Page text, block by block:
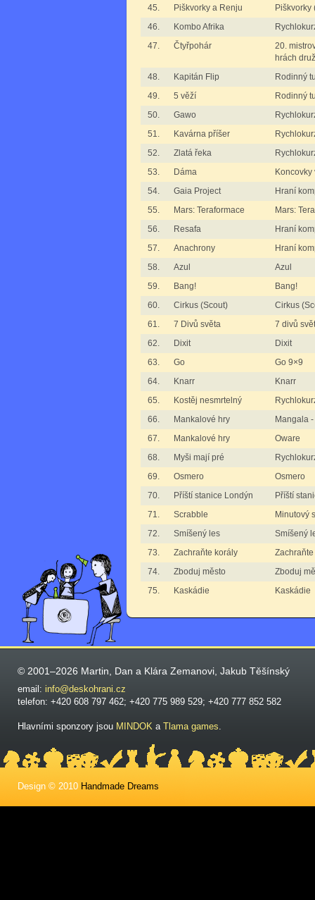
45.
Piškvorky a Renju
Piškvorky
46.
Kombo Afrika
47.
Čtyřpohár
20.
hrách
48.
Kapitán Flip
Rodinný
49.
5 věží
Rodinný
50.
Gawo
51.
Kavárna příšer
52.
Zlatá řeka
53.
Dáma
Koncovky
54.
Gaia Project
Hraní
55.
Mars: Teraformace
Mars:
56.
Resafa
Hraní
57.
Anachrony
Hraní
58.
Azul
Azul
59.
Bang!
Bang!
60.
Cirkus (Scout)
Cirkus
61.
7 Divů světa
7 divů
62.
Dixit
Dixit
63.
Go
Go 9×9
64.
Knarr
Knarr
65.
Kostěj nesmrtelný
66.
Mankalové hry
Mangala
67.
Mankalové hry
Oware
68.
Myši mají pré
69.
Osmero
Osmero
70.
Příští stanice Londýn
Příští
71.
Scrabble
Minutový
72.
Smíšený les
Smíšený
73.
Zachraňte korály
74.
Zboduj město
Zboduj
75.
Kaskádie Kaskádie
© 2001–2026 Martin, Dan a Klára Zemanovi, Jakub Těšínský
email: info@deskohrani.cz
telefon: +420 608 797 462; +420 775 989 529; +420 777 852 582
Hlavními sponzory jsou MINDOK a Tlama games.
Design © 2010 Handmade Dreams